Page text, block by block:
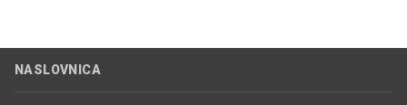
NASLOVNICA